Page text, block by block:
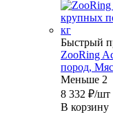
Быстрый
ZooRing
пород,
Меньше 2
8 332 ₽/шт
В корзину